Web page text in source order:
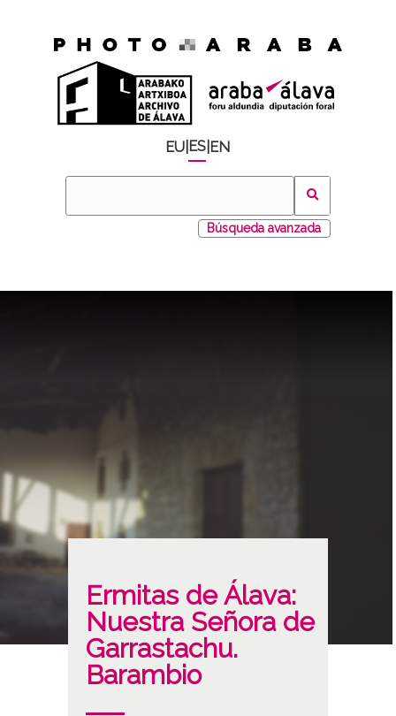
EU ES EN
Búsqueda avanzada
Ermitas de Álava:
Nuestra Señora de
Garrastachu.
Barambio